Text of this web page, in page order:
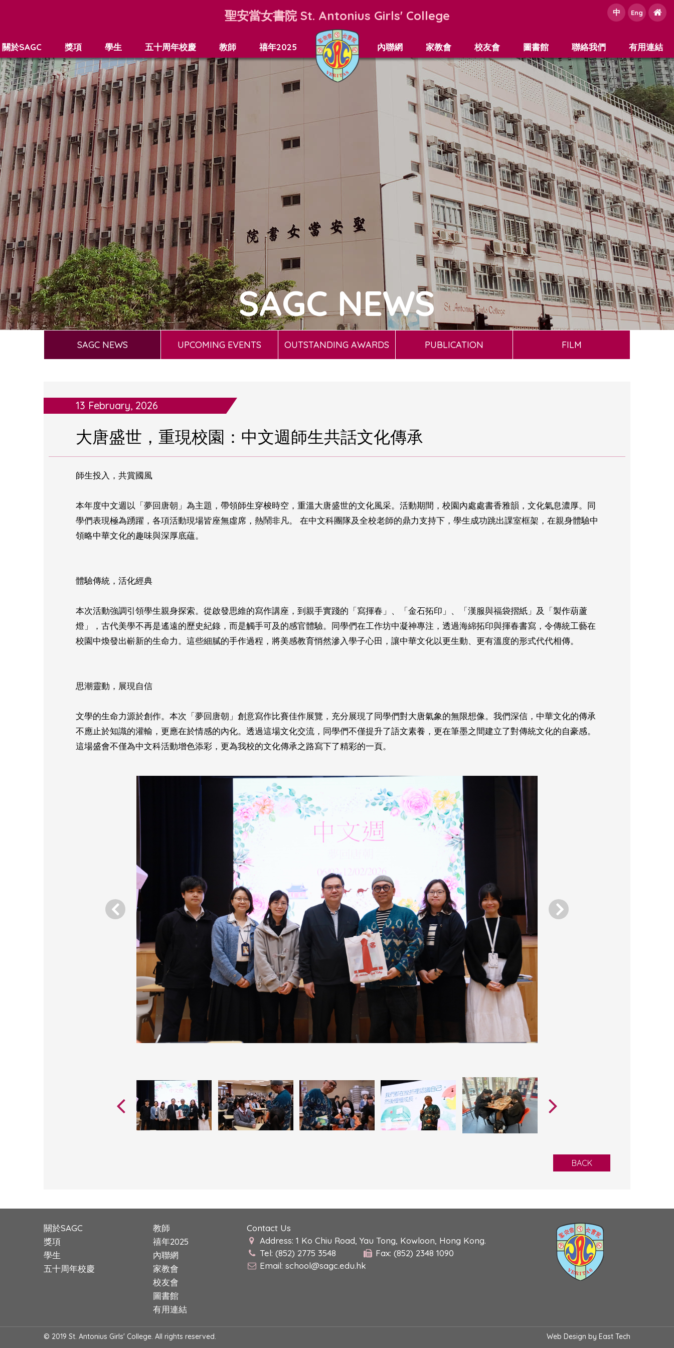
聖安當女書院 St. Antonius Girls' College 中 Eng
關於SAGC 獎項 學生 五十周年校慶 教師 禧年2025 內聯網 家教會 校友會 圖書館 聯絡我們 有用連結
SAGC NEWS
SAGC NEWS UPCOMING EVENTS OUTSTANDING AWARDS PUBLICATION FILM
13 February, 2026
大唐盛世，重現校園：中文週師生共話文化傳承
師生投入，共賞國風
本年度中文週以「夢回唐朝」為主題，帶領師生穿梭時空，重溫大唐盛世的文化風采。活動期間，校園內處處書香雅韻，文化氣息濃厚。同
學們表現極為踴躍，各項活動現場皆座無虛席，熱鬧非凡。 在中文科團隊及全校老師的鼎力支持下，學生成功跳出課室框架，在親身體驗中
領略中華文化的趣味與深厚底蘊。
體驗傳統，活化經典
本次活動強調引領學生親身探索。從啟發思維的寫作講座，到親手實踐的「寫揮春」、「金石拓印」、「漢服與福袋摺紙」及「製作葫蘆
燈」，古代美學不再是遙遠的歷史紀錄，而是觸手可及的感官體驗。同學們在工作坊中凝神專注，透過海綿拓印與揮春書寫，令傳統工藝在
校園中煥發出嶄新的生命力。這些細膩的手作過程，將美感教育悄然滲入學子心田，讓中華文化以更生動、更有溫度的形式代代相傳。
思潮靈動，展現自信
文學的生命力源於創作。本次「夢回唐朝」創意寫作比賽佳作展覽，充分展現了同學們對大唐氣象的無限想像。我們深信，中華文化的傳承
不應止於知識的灌輸，更應在於情感的內化。透過這場文化交流，同學們不僅提升了語文素養，更在筆墨之間建立了對傳統文化的自豪感。
這場盛會不僅為中文科活動增色添彩，更為我校的文化傳承之路寫下了精彩的一頁。
BACK
關於SAGC
獎項
學生
五十周年校慶
教師
禧年2025
內聯網
家教會
校友會
圖書館
有用連結
Contact Us
Address: 1 Ko Chiu Road, Yau Tong, Kowloon, Hong Kong.
Tel: (852) 2775 3548
Fax: (852) 2348 1090
Email: school@sagc.edu.hk
© 2019 St. Antonius Girls' College. All rights reserved. Web Design by East Tech